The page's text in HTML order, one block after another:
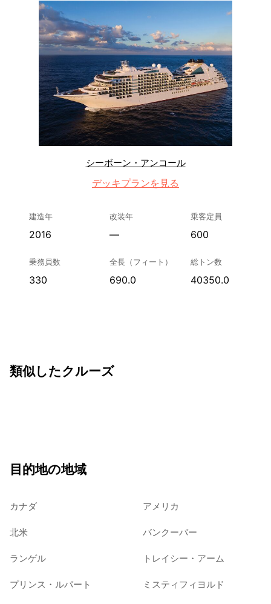
シーボーン・アンコール
デッキプランを見る
建造年
2016
改装年
—
乗客定員
600
乗務員数
330
全長（フィート）
690.0
総トン数
40350.0
類似したクルーズ
目的地の地域
カナダ アメリカ
北米 バンクーバー
ランゲル トレイシー・アーム
プリンス・ルパート ミスティフィヨルド